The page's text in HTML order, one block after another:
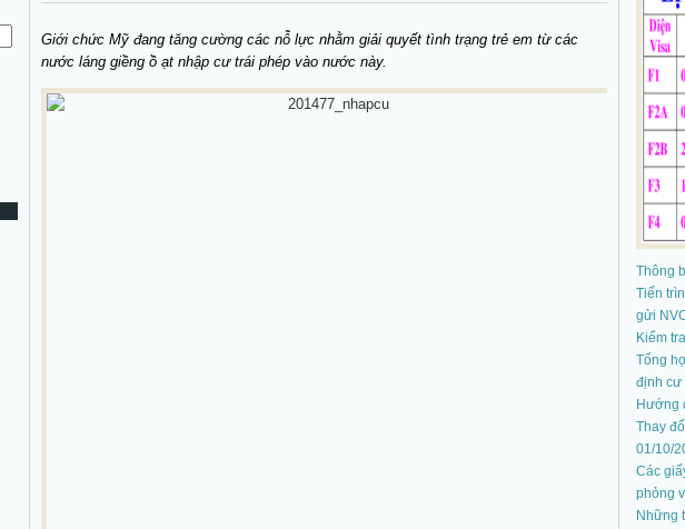
Giới chức Mỹ đang tăng cường các nỗ lực nhằm giải quyết tình trạng trẻ em từ các
nước láng giềng ồ ạt nhập cư trái phép vào nước này.
Thông
Tiến
gửi
Kiểm
Tổng
định cư
Hướng
Thay
01/10/
Các
phỏng
Những